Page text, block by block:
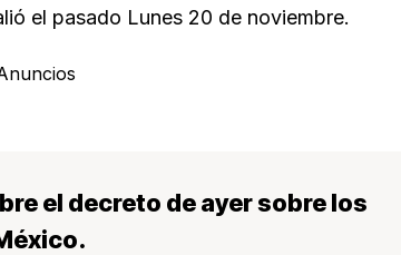
el pasado Lunes 20 de noviembre.
el decreto de ayer sobre los